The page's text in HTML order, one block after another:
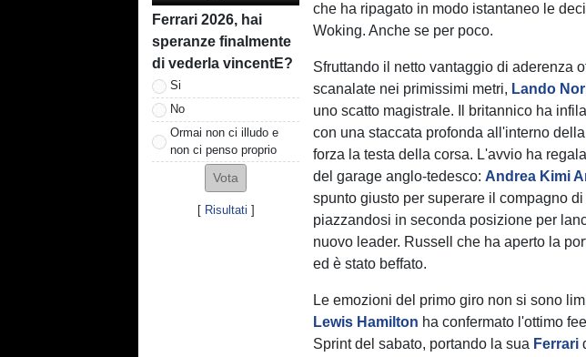
Ferrari 2026, hai
speranze finalmente
di vederla vincentE?
Si
No
Ormai non ci illudo e
non ci penso proprio
[ Risultati ]
che ha ripagato in modo istantaneo le
Woking. Anche se per poco.
Sfruttando il netto vantaggio di aderenza
scanalate nei primissimi metri, Lando
uno scatto magistrale. Il britannico ha
con una staccata profonda all'interno
forza la testa della corsa. L'avvio ha
del garage anglo-tedesco: Andrea Kimi
spunto giusto per superare il compagno
piazzandosi in seconda posizione per
nuovo leader. Russell che ha aperto la
ed è stato beffato.
Le emozioni del primo giro non si sono
Lewis Hamilton ha confermato l'ottimo
Sprint del sabato, portando la sua Ferrari